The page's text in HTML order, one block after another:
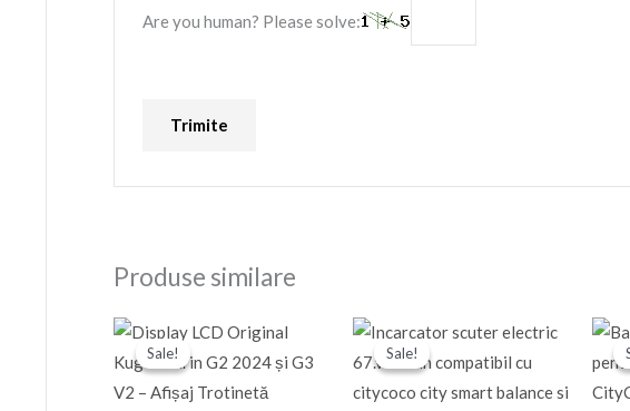
Are you human? Please solve:
Produse similare
Sale!
Sale!
Prețul
inițial
a
400,00 Ron.
Prețul
curent
este:
Sale!
Sale!
inițial
a
200,00 Ron.
Prețul
curent
este: